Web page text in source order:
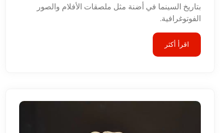
بتاريخ السينما في أضنة مثل ملصقات الأفلام والصور
الفوتوغرافية.
اقرأ أكثر